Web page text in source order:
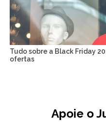
Tudo sobre a Black Friday
ofertas
Apoie o